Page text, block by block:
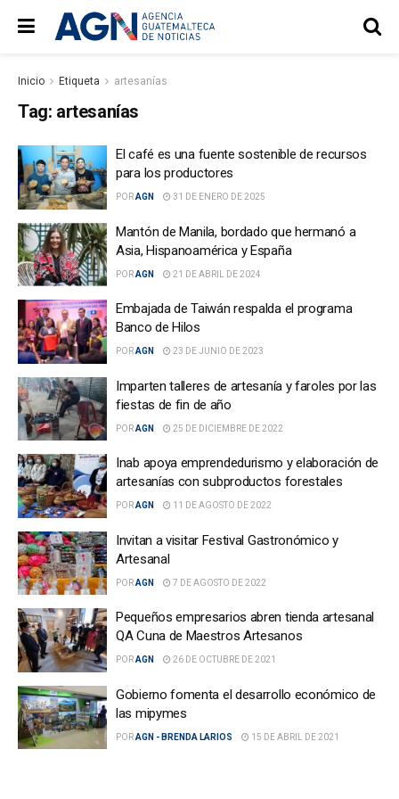
Inicio Etiqueta artesanías
Tag: artesanías
El café es una fuente sostenible de recursos
para los productores
PORAGN 31 DE ENERO DE 2025
Mantón de Manila, bordado que hermanó a
Asia, Hispanoamérica y España
PORAGN 21 DE ABRIL DE 2024
Embajada de Taiwán respalda el programa
Banco de Hilos
PORAGN 23 DE JUNIO DE 2023
Imparten talleres de artesanía y faroles por las
fiestas de fin de año
PORAGN 25 DE DICIEMBRE DE 2022
Inab apoya emprendedurismo y elaboración de
artesanías con subproductos forestales
PORAGN 11 DE AGOSTO DE 2022
Invitan a visitar Festival Gastronómico y
Artesanal
PORAGN 7 DE AGOSTO DE 2022
Pequeños empresarios abren tienda artesanal
QA Cuna de Maestros Artesanos
PORAGN 26 DE OCTUBRE DE 2021
Gobierno fomenta el desarrollo económico de
las mipymes
PORAGN - BRENDA LARIOS 15 DE ABRIL DE 2021